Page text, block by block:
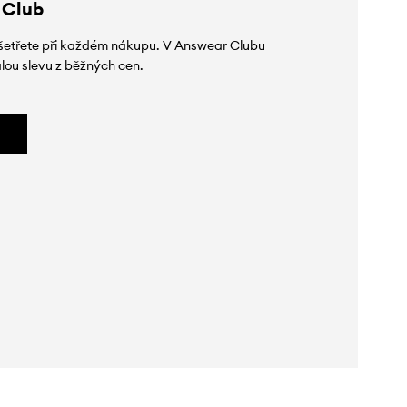
při každém nákupu. V Answear Clubu
slevu z běžných cen.